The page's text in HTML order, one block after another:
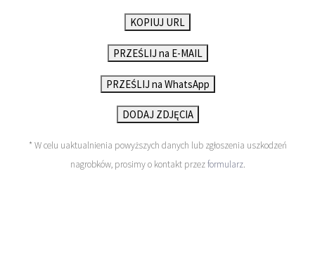
KOPIUJ URL
PRZEŚLIJ na E-MAIL
PRZEŚLIJ na WhatsApp
DODAJ ZDJĘCIA
* W celu uaktualnienia powyższych danych lub zgłoszenia uszkodzeń
nagrobków, prosimy o kontakt przezformularz.